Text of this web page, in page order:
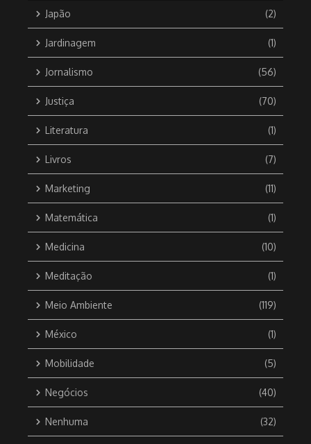
Japão (2)
Jardinagem (1)
Jornalismo (56)
Justiça (70)
Literatura (1)
Livros (7)
Marketing (11)
Matemática (1)
Medicina (10)
Meditação (1)
Meio Ambiente (119)
México (1)
Mobilidade (5)
Negócios (40)
Nenhuma (32)